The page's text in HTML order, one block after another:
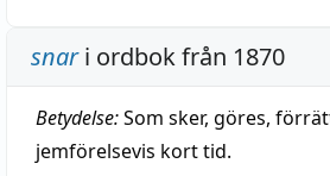
snari ordbok från 1870
Betydelse:Som sker, göres,
jemförelsevis kort tid.